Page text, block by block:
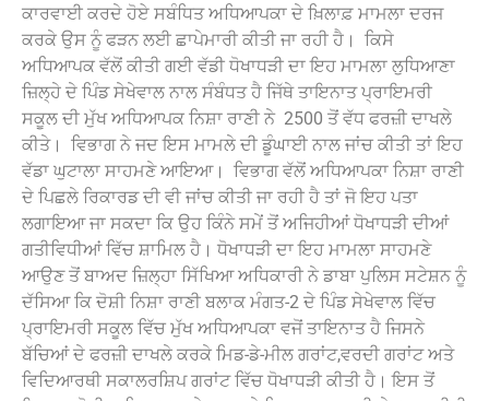
ਕਾਰਵਾਈ ਕਰਦੇ ਹੋਏ ਸਬੰਧਿਤ ਅਧਿਆਪਕਾ ਦੇ ਖ਼ਿਲਾਫ਼ ਮਾਮਲਾ ਦਰਜ
ਕਰਕੇ ਉਸ ਨੂੰ ਫੜਨ ਲਈ ਛਾਪੇਮਾਰੀ ਕੀਤੀ ਜਾ ਰਹੀ ਹੈ। ‌ ਕਿਸੇ
ਅਧਿਆਪਕ ਵੱਲੋਂ ਕੀਤੀ ਗਈ ਵੱਡੀ ਧੋਖਾਧੜੀ ਦਾ ਇਹ ਮਾਮਲਾ ਲੁਧਿਆਣਾ
ਜ਼ਿਲ੍ਹੇ ਦੇ ਪਿੰਡ ਸੇਖੇਵਾਲ ਨਾਲ ਸੰਬੰਧਤ ਹੈ ਜਿੱਥੇ ਤਾਇਨਾਤ ਪ੍ਰਾਇਮਰੀ
ਸਕੂਲ ਦੀ ਮੁੱਖ ਅਧਿਆਪਕ ਨਿਸ਼ਾ ਰਾਣੀ ਨੇ ‌ 2500 ਤੋਂ ਵੱਧ ਫਰਜ਼ੀ ਦਾਖਲੇ
ਕੀਤੇ। ‌ ਵਿਭਾਗ ਨੇ ਜਦ ਇਸ ਮਾਮਲੇ ਦੀ ਡੂੰਘਾਈ ਨਾਲ ਜਾਂਚ ਕੀਤੀ ਤਾਂ ਇਹ
ਵੱਡਾ ਘੁਟਾਲਾ ਸਾਹਮਣੇ ਆਇਆ। ‌ ਵਿਭਾਗ ਵੱਲੋਂ ਅਧਿਆਪਕਾ ਨਿਸ਼ਾ ਰਾਣੀ
ਦੇ ਪਿਛਲੇ ਰਿਕਾਰਡ ਦੀ ਵੀ ਜਾਂਚ ਕੀਤੀ ਜਾ ਰਹੀ ਹੈ ਤਾਂ ਜੋ ਇਹ ਪਤਾ
ਲਗਾਇਆ ਜਾ ਸਕਦਾ ਕਿ ਉਹ ਕਿੰਨੇ ਸਮੇਂ ਤੋਂ ਅਜਿਹੀਆਂ ਧੋਖਾਧੜੀ ਦੀਆਂ
ਗਤੀਵਿਧੀਆਂ ਵਿੱਚ ਸ਼ਾਮਿਲ ਹੈ। ਧੋਖਾਧੜੀ ਦਾ ਇਹ ਮਾਮਲਾ ਸਾਹਮਣੇ
ਆਉਣ ਤੋਂ ਬਾਅਦ ਜ਼ਿਲ੍ਹਾ ਸਿੱਖਿਆ ਅਧਿਕਾਰੀ ਨੇ ਡਾਬਾ ਪੁਲਿਸ ਸਟੇਸ਼ਨ ਨੂੰ
ਦੱਸਿਆ ਕਿ ਦੋਸ਼ੀ ਨਿਸ਼ਾ ਰਾਣੀ ਬਲਾਕ ਮੰਗਤ-2 ਦੇ ਪਿੰਡ ਸੇਖੇਵਾਲ ਵਿੱਚ
ਪ੍ਰਾਇਮਰੀ ਸਕੂਲ ਵਿੱਚ ਮੁੱਖ ਅਧਿਆਪਕਾ ਵਜੋਂ ਤਾਇਨਾਤ ਹੈ ਜਿਸਨੇ
ਬੱਚਿਆਂ ਦੇ ਫਰਜ਼ੀ ਦਾਖਲੇ ਕਰਕੇ ਮਿਡ-ਡੇ-ਮੀਲ ਗਰਾਂਟ,ਵਰਦੀ ਗਰਾਂਟ ਅਤੇ
ਵਿਦਿਆਰਥੀ ਸਕਾਲਰਸ਼ਿਪ ਗਰਾਂਟ ਵਿੱਚ ਧੋਖਾਧੜੀ ਕੀਤੀ ਹੈ। ਇਸ ਤੋਂ